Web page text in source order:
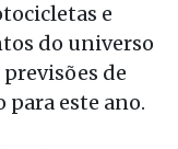
e
do universo
de
este ano.